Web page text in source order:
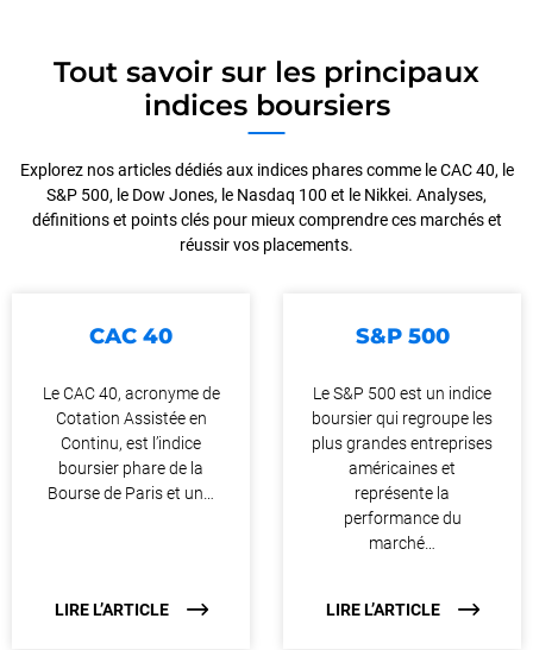
Tout savoir sur les principaux
indices boursiers
Explorez nos articles dédiés aux indices phares comme le CAC 40, le
S&P 500, le Dow Jones, le Nasdaq 100 et le Nikkei. Analyses,
définitions et points clés pour mieux comprendre ces marchés et
réussir vos placements.
CAC 40
Le CAC 40, acronyme de
Cotation Assistée en
Continu, est l’indice
boursier phare de la
Bourse de Paris et un…
LIRE L’ARTICLE
S&P 500
Le S&P 500 est un indice
boursier qui regroupe les
plus grandes entreprises
américaines et
représente la
performance du
marché…
LIRE L’ARTICLE